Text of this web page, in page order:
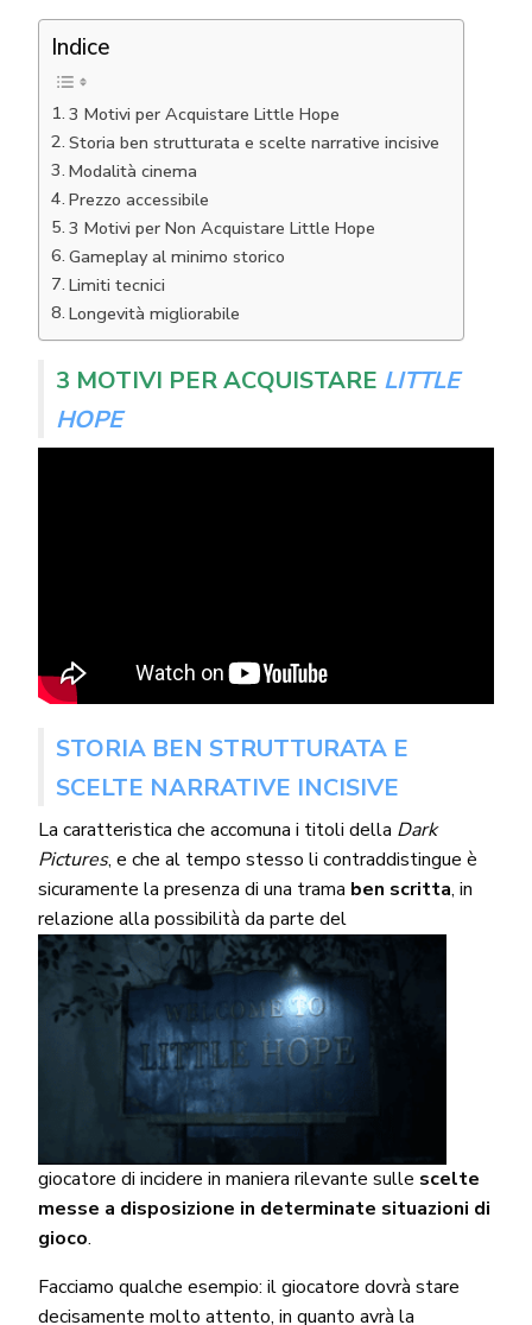
Indice
3 Motivi per Acquistare Little Hope
Storia ben strutturata e scelte narrative incisive
Modalità cinema
Prezzo accessibile
3 Motivi per Non Acquistare Little Hope
Gameplay al minimo storico
Limiti tecnici
Longevità migliorabile
3 MOTIVI PER ACQUISTARE LITTLE
HOPE
STORIA BEN STRUTTURATA E
SCELTE NARRATIVE INCISIVE
La caratteristica che accomuna i titoli della Dark
Pictures, e che al tempo stesso li contraddistingue è
sicuramente la presenza di una trama ben scritta, in
relazione alla possibilità da parte del
giocatore di incidere in maniera rilevante sulle scelte
messe a disposizione in determinate situazioni di
gioco.
Facciamo qualche esempio: il giocatore dovrà stare
decisamente molto attento, in quanto avrà la